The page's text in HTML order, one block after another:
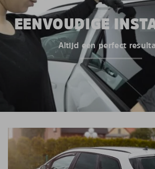
EENVOUDIGE
Altijd een perfect